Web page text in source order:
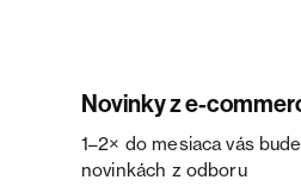
Novinky z e-
1–2× do mesiaca vás
novinkách z odboru